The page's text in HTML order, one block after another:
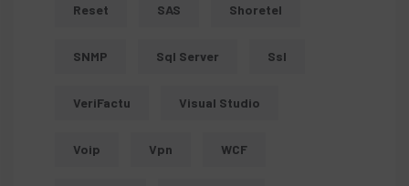
Reset SAS Shoretel
SNMP Sql Server Ssl
VeriFactu Visual Studio
Voip Vpn WCF